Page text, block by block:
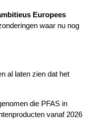
Europees
waar nu nog
al laten zien dat het
die PFAS in
vanaf 2026